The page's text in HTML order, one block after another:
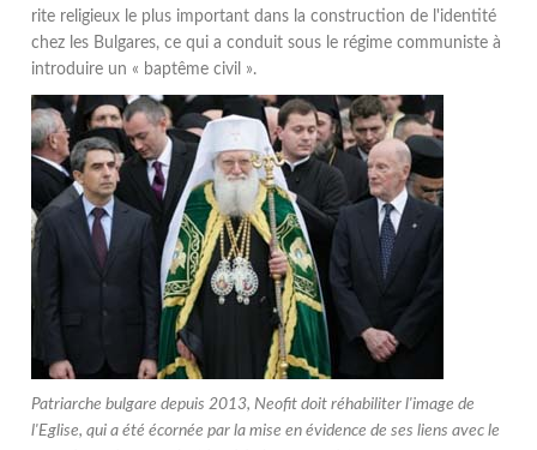
rite religieux le plus important dans la construction de l'identité
chez les Bulgares, ce qui a conduit sous le régime communiste à
introduire un « baptême civil ».
Patriarche bulgare depuis 2013, Neofit doit réhabiliter l'image de
l'Eglise, qui a été écornée par la mise en évidence de ses liens avec le